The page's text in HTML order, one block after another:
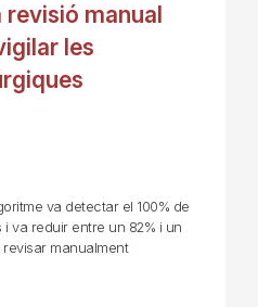
manual
les
va detectar el 100% de
va reduir entre un 82% i un
manualment